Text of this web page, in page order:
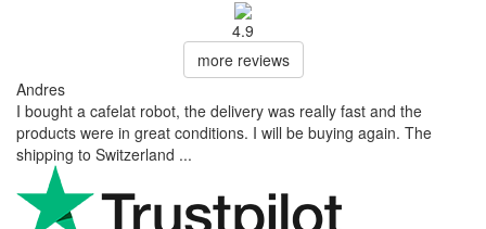
4.9
more reviews
Andres
I bought a cafelat robot, the delivery was really fast and the
products were in great conditions. I will be buying again. The
shipping to Switzerland ...